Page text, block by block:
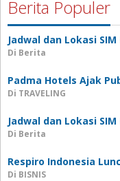
Berita Populer
Jadwal dan Lokasi
Di Berita
Padma Hotels Ajak
Di TRAVELING
Jadwal dan Lokasi
Di Berita
Respiro Indonesia
Di BISNIS